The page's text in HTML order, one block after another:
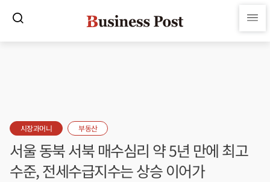
시장과머니 부동산
서울 동북 서북 매수심리 약 5년 만에 최고
수준, 전세수급지수는 상승 이어가